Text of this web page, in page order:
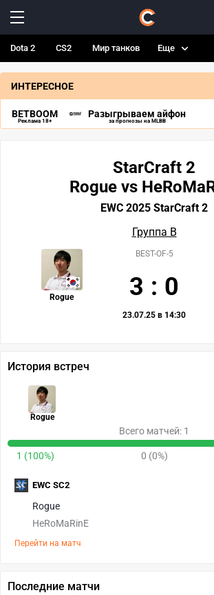
Dota 2 CS2 Мир танков Еще
ИНТЕРЕСНОЕ
BETBOOM
Реклама 18+
Разыгрываем айфон
за прогнозы на MLBB
StarCraft 2
Rogue vs
EWC 2025 StarCraft 2
Группа В
Rogue
BEST-OF-5
3 : 0
23.07.25 в 14:30
История встреч
Rogue
Всего матчей: 1
1 (100%) 0 (0%)
Rogue
HeRoMaRinE
Перейти на матч
EWC SC2
Последние матчи